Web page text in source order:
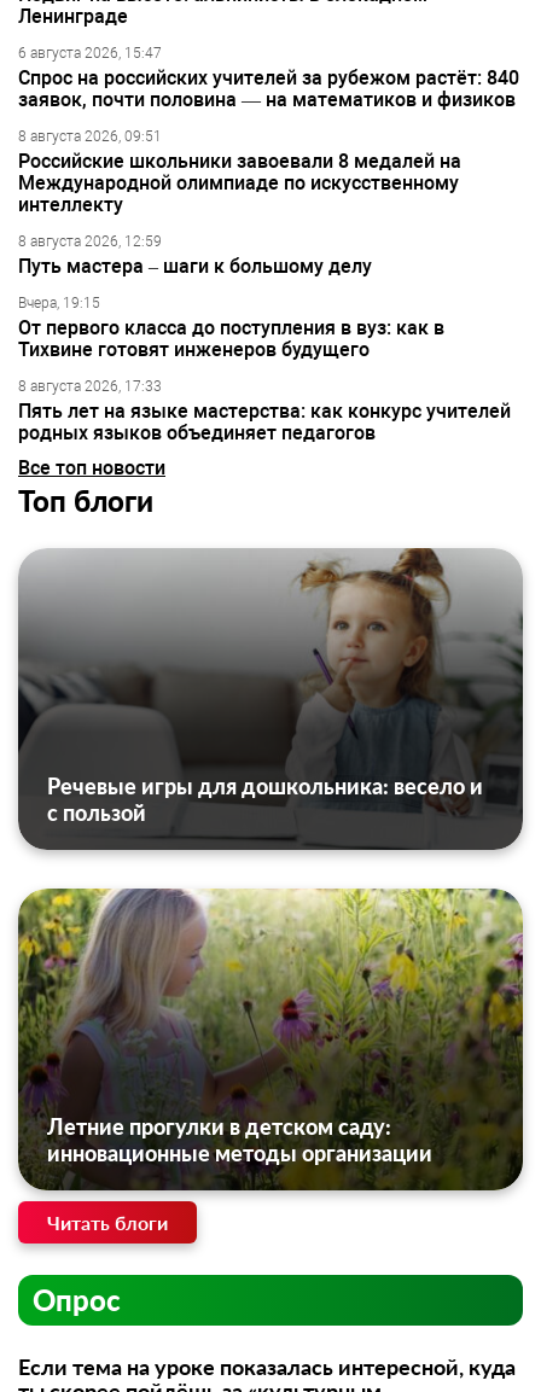
Ленинграде
6 августа 2026, 15:47
Спрос на российских учителей за рубежом растёт: 840
заявок, почти половина — на математиков и физиков
8 августа 2026, 09:51
Российские школьники завоевали 8 медалей на
Международной олимпиаде по искусственному
интеллекту
8 августа 2026, 12:59
Путь мастера – шаги к большому делу
Вчера, 19:15
От первого класса до поступления в вуз: как в
Тихвине готовят инженеров будущего
8 августа 2026, 17:33
Пять лет на языке мастерства: как конкурс учителей
родных языков объединяет педагогов
Все топ новости
Топ блоги
Речевые игры для дошкольника: весело и
с пользой
Летние прогулки в детском саду:
инновационные методы организации
Читать блоги
Опрос
Если тема на уроке показалась интересной, куда